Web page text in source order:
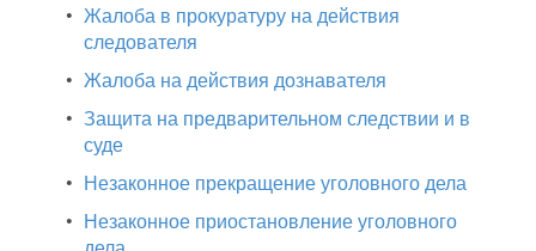
• Жалоба в прокуратуру на действия
следователя
• Жалоба на действия дознавателя
• Защита на предварительном следствии и в
суде
• Незаконное прекращение уголовного дела
• Незаконное приостановление уголовного